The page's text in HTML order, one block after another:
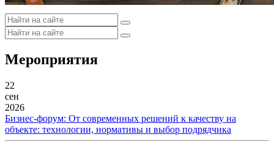
Мероприятия
22
сен
2026
Бизнес-форум: От современных решений к качеству на
объекте: технологии, нормативы и выбор подрядчика